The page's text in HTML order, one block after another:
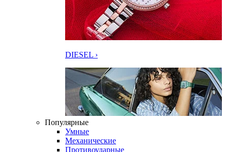
DIESEL ›
Популярные
Умные
Механические
Противоударные